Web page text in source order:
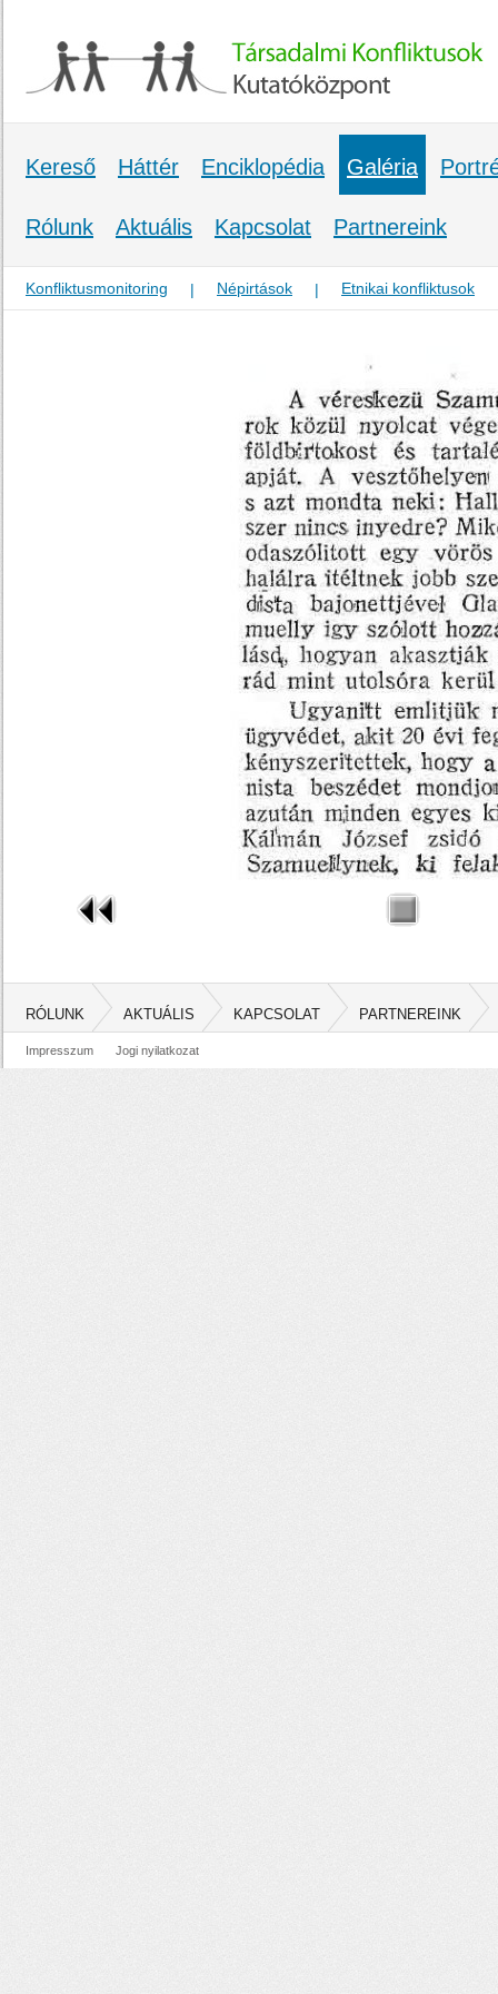
Kereső Háttér Enciklopédia Galéria
Rólunk Aktuális Kapcsolat Partnereink
Konfliktusmonitoring | Népirtások | Etnikai konfliktusok
RÓLUNK AKTUÁLIS KAPCSOLAT PARTNEREINK
Impresszum Jogi nyilatkozat